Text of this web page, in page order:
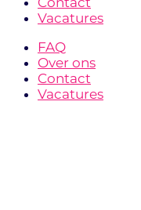
Vacatures
FAQ
Over ons
Contact
Vacatures